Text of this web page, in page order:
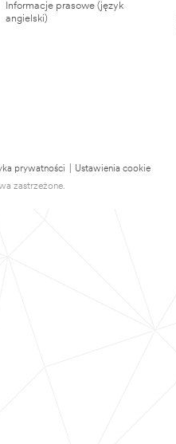
Informacje prasowe (język
angielski)
prywatności
Ustawienia cookie
zastrzeżone.